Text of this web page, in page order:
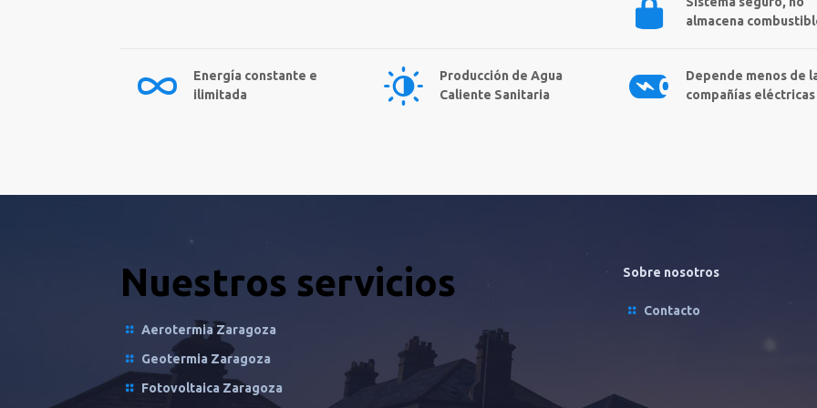
almacena
Energía constante e
ilimitada
Producción de Agua
Caliente Sanitaria
Depende menos de
compañías eléctricas
Nuestros servicios
Aerotermia Zaragoza
Geotermia Zaragoza
Fotovoltaica Zaragoza
Sobre nosotros
Contacto